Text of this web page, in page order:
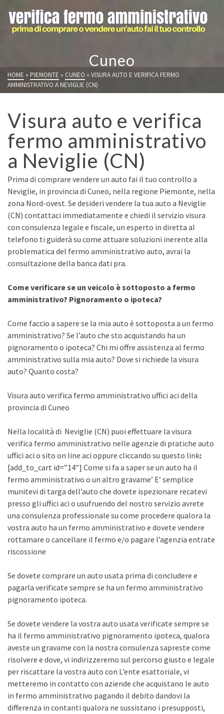
Cuneo
HOME » PIEMONTE » CUNEO » VISURA AUTO E VERIFICA FERMO
AMMINISTRATIVO A NEVIGLIE (CN)
Visura auto e verifica
fermo amministrativo
a Neviglie (CN)
Prima di comprare vendere un auto fai il tuo controllo a
Neviglie, in provincia di Cuneo, nella regione Piemonte, nella
zona Nord-ovest. Se desideri vendere la tua auto a Neviglie
(CN) contattaci immediatamente e chiedi il servizio visura
con consulenza legale e fiscale, un esperto in diretta al
telefono ti guiderà su come attuare soluzioni inerente alla
problematica del fermo amministrativo auto, avrai la
consultazione della banca dati pra.
Come verificare se un veicolo è sottoposto a fermo
amministrativo? Pignoramento o ipoteca?
Come faccio a sapere se la mia auto è sottoposta a un fermo
amministrativo? Se l’auto che sto acquistando ha un
pignoramento o ipoteca? Chi mi offre assistenza al fermo
amministrativo sulla mia auto? Dove si richiede la visura
auto? Quanto costa?
Visura auto verifica fermo amministrativo uffici aci della
provincia di Cuneo
Nella località di Neviglie (CN) puoi effettuare la visura
verifica fermo amministrativo nelle agenzie di pratiche auto
uffici aci o sito on line aci oppure cliccando su questo link:
[add_to_cart id=”14″] Come si fa a saper se un auto ha il
fermo amministrativo o un altro gravame’ E’ semplice
munitevi di targa dell’auto che dovete ispezionare recatevi
presso gli uffici aci o usufruendo del nostro servizio avrete
una consulenza professionale su come procedere qualora la
vostra auto ha un fermo amministrativo e dovete vendere
rottamare o cancellare il fermo e/o pagare l’agenzia entrate
riscossione
Se dovete comprare un auto usata prima di concludere e
pagarla verificate sempre se ha un fermo amministrativo
pignoramento ipoteca.
Se dovete vendere la vostra auto usata verificate sempre se
ha il fermo amministrativo pignoramento ipoteca, qualora
aveste un gravame con la nostra consulenza sapreste come
risolvere e dove, vi indirizzeremo sul percorso giusto e legale
per riscattare la vostra auto con L’ente esattoriale, vi
metteremo in contatto con aziende che acquistano le auto
in fermo amministrativo pagando il debito dandovi la
differenza in contanti qualora ne sussistano i presupposti,